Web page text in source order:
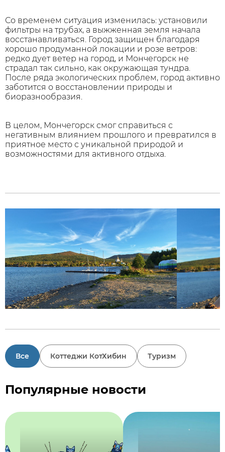
Со временем ситуация изменилась: установили
фильтры на трубах, а выжженная земля начала
восстанавливаться. Город защищен благодаря
хорошо продуманной локации и розе ветров:
редко дует ветер на город, и Мончегорск не
страдал так сильно, как окружающая тундра.
После ряда экологических проблем, город активно
заботится о восстановлении природы и
биоразнообразия.
В целом, Мончегорск смог справиться с
негативным влиянием прошлого и превратился в
приятное место с уникальной природой и
возможностями для активного отдыха.
Все Коттеджи КотХибин Туризм
Популярные новости